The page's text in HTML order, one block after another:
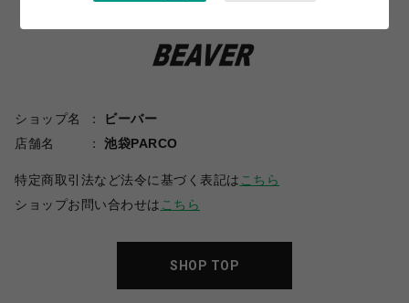
ショップ名
ビーバー
店舗名
池袋PARCO
特定商取引法など法令に基づく表記は こちら
ショップお問い合わせは こちら
SHOP TOP